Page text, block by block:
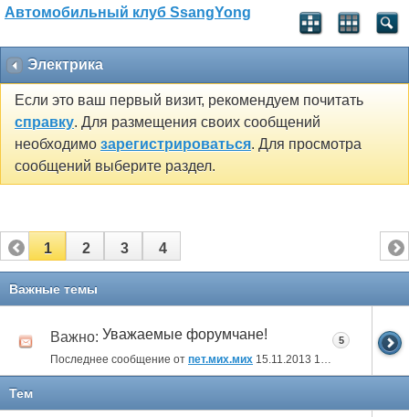
Автомобильный клуб SsangYong
Электрика
Если это ваш первый визит, рекомендуем почитать
справку. Для размещения своих сообщений
необходимо зарегистрироваться. Для просмотра
сообщений выберите раздел.
1 2 3 4
Важные темы
Важно: Уважаемые форумчане!
Последнее сообщение от пет.мих.мих 15.11.2013 16:08
5
Тем